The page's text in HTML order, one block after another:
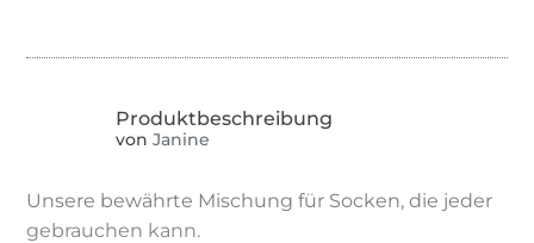
von Janine
Unsere bewährte Mischung für Socken, die jeder
gebrauchen kann.